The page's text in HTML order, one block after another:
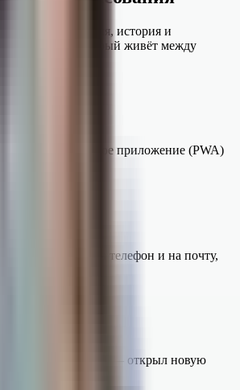
уведомления, история и
сервисе, который живёт между
руководителя.
как обычное приложение (PWA)
новой заявке: на телефон и на почту,
Сменил телефон — открыл новую